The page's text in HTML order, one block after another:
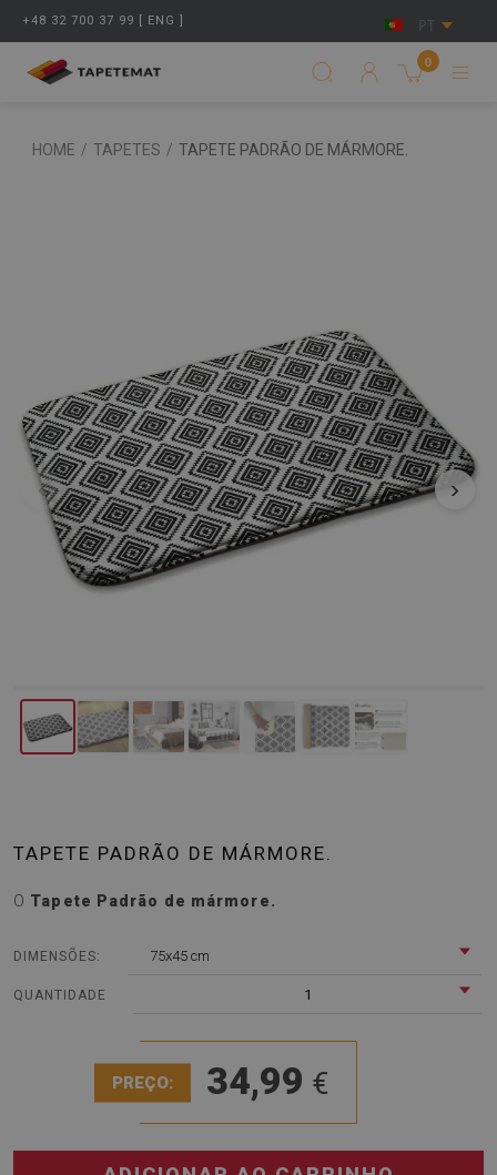
+48 32 700 37 99 [ ENG ] PT
0
HOME / TAPETES / TAPETE PADRÃO DE MÁRMORE.
‹ ›
TAPETE PADRÃO DE MÁRMORE.
O Tapete Padrão de mármore.
DIMENSÕES: 75x45 cm
QUANTIDADE 1
PREÇO: 34,99 €